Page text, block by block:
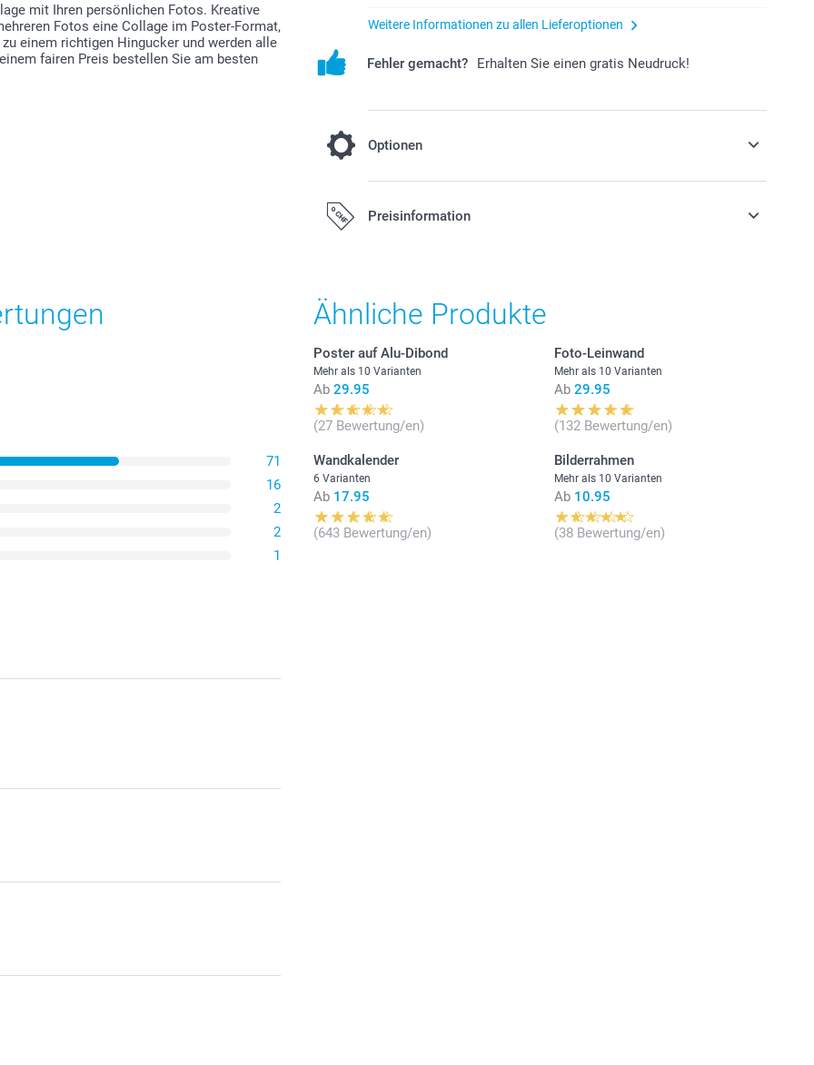
mit Ihren persönlichen Fotos. Kreative
Fotos eine Collage im Poster-Format,
einem richtigen Hingucker und werden alle
fairen Preis bestellen Sie am besten
Weitere Informationen zu allen Lieferoptionen
Fehler gemacht? Erhalten Sie einen gratis Neudruck!
Optionen
Wählen Sie einen passenden Rahmen für Ihr Foto-
Poster
Preis und Verfügbarkeit der Optionen
Holzrahmen in 4 Farben erhältlich:
Weiss
Schwarz
Taupe
Naturfarben
Das Profil des Rahmens hat eine Länge und Höhe über 15 mm.
gerahmten Foto-Poster und Fotoposter/Collagen werden mit dem passenden
Hängesystem geliefert.
Preisinformation
Alle Preise verstehen sich in Schweizer Franken (CHF) inkl. MwSt. und
zzgl. Versandkosten.
Anzahl
1 - 9
10 - 19
71
16
2
2
1
Ähnliche Produkte
Poster auf Alu-Dibond
Mehr als 10 Varianten
Ab 29.95
(27 Bewertung/en)
Foto-Leinwand
Mehr als 10 Varianten
Ab 29.95
(132 Bewertung/en)
Wandkalender
6 Varianten
Ab 17.95
(643 Bewertung/en)
Bilderrahmen
Mehr als 10 Varianten
Ab 10.95
(38 Bewertung/en)